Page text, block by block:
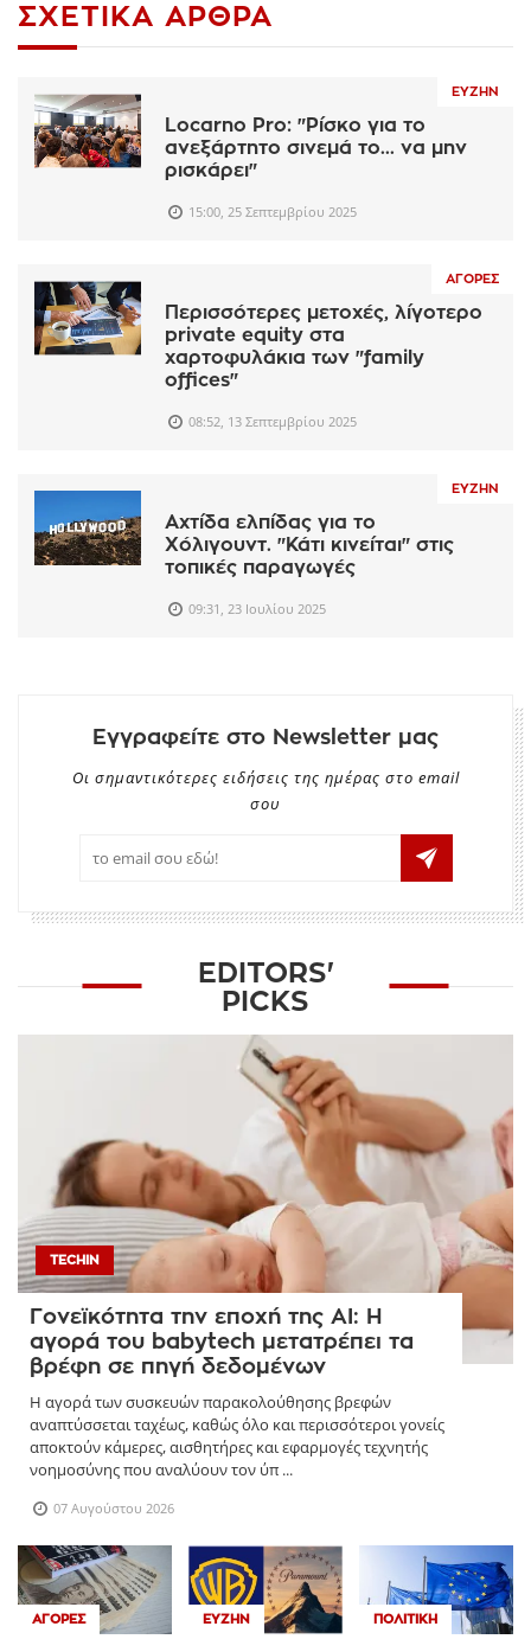
ΣΧΕΤΙΚΆ ΆΡΘΡΑ
ΕΥΖΗΝ
Locarno Pro: "Ρίσκο για το
ανεξάρτητο σινεμά το... να μην
ρισκάρει"
15:00, 25 Σεπτεμβρίου 2025
ΑΓΟΡΈΣ
Περισσότερες μετοχές, λίγοτερο
private equity στα
χαρτοφυλάκια των "family
offices"
08:52, 13 Σεπτεμβρίου 2025
ΕΥΖΗΝ
Αχτίδα ελπίδας για το
Χόλιγουντ. "Κάτι κινείται" στις
τοπικές παραγωγές
09:31, 23 Ιουλίου 2025
Εγγραφείτε στο Newsletter μας
Οι σημαντικότερες ειδήσεις της ημέρας στο email
σου
EDITORS'
PICKS
TECHIN
Γονεϊκότητα την εποχή της AI: Η
αγορά του babytech μετατρέπει τα
βρέφη σε πηγή δεδομένων
Η αγορά των συσκευών παρακολούθησης βρεφών
αναπτύσσεται ταχέως, καθώς όλο και περισσότεροι γονείς
αποκτούν κάμερες, αισθητήρες και εφαρμογές τεχνητής
νοημοσύνης που αναλύουν τον ύπ ...
07 Αυγούστου 2026
ΑΓΟΡΈΣ ΕΥΖΗΝ ΠΟΛΙΤΙΚΉ